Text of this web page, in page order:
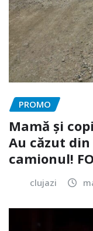
PROMO
Mamă și
Au căzut
camionul!
clujazi